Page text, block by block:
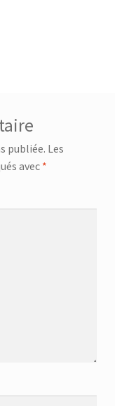
publiée. Les
avec *